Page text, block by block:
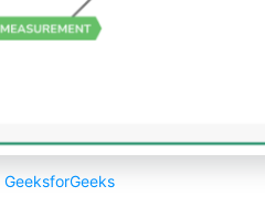
GeeksforGeeks